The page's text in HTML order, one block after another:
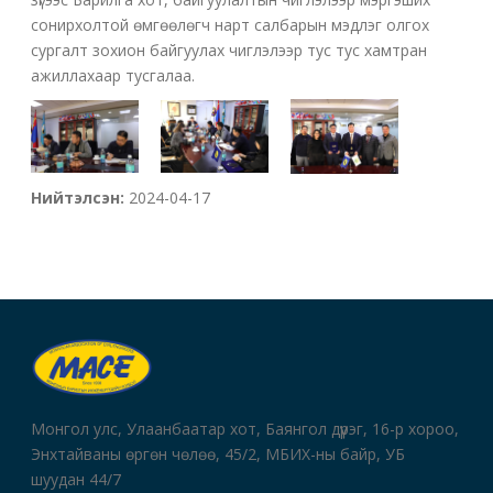
сонирхолтой өмгөөлөгч нарт салбарын мэдлэг олгох
сургалт зохион байгуулах чиглэлээр тус тус хамтран
ажиллахаар тусгалаа.
Нийтэлсэн: 2024-04-17
Монгол улс, Улаанбаатар хот, Баянгол дүүрэг, 16-р хороо,
Энхтайваны өргөн чөлөө, 45/2, МБИХ-ны байр, УБ
шуудан 44/7